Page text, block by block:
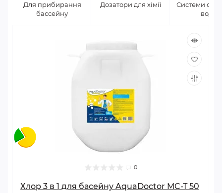
Для прибирання
бассейну
Дозатори для хімії
Системи
води
0
Хлор 3 в 1 для басейну AquaDoctor MC-T 50